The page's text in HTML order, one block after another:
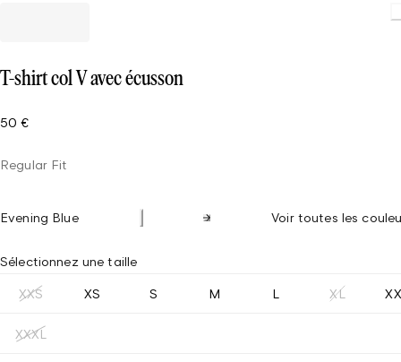
T-shirt col V avec écusson
50 €
Regular Fit
Evening Blue Voir toutes les
Sélectionnez une taille
XXS XS S M L XL
XXXL